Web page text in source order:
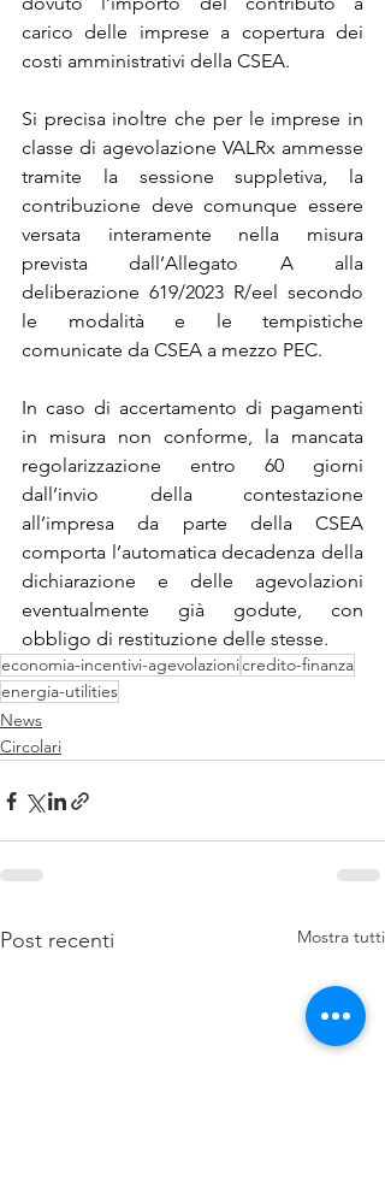
carico delle imprese a copertura dei
costi amministrativi della CSEA.
Si precisa inoltre che per le imprese in
classe di agevolazione VALRx ammesse
tramite la sessione suppletiva, la
contribuzione deve comunque essere
versata interamente nella misura
prevista dall’Allegato A alla
deliberazione 619/2023 R/eel secondo
le modalità e le tempistiche
comunicate da CSEA a mezzo PEC.
In caso di accertamento di pagamenti
in misura non conforme, la mancata
regolarizzazione entro 60 giorni
dall’invio della contestazione
all’impresa da parte della CSEA
comporta l’automatica decadenza della
dichiarazione e delle agevolazioni
eventualmente già godute, con
obbligo di restituzione delle stesse.
economia-incentivi-agevolazionicredito-finanza
energia-utilities
News
Circolari
Post recenti Mostra tutti